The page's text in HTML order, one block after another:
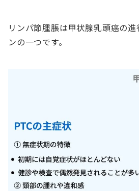
リンパ節腫脹は甲状腺乳頭癌の
ンの一つです。